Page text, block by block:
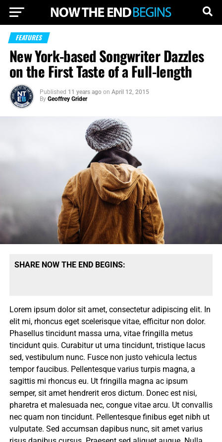
FEATURES
New York-based Songwriter Dazzles
on the First Taste of a Full-length
Published 11 years ago on April 12, 2015
By Geoffrey Grider
SHARE NOW THE END BEGINS:
Lorem ipsum dolor sit amet, consectetur adipiscing elit. In
elit mi, rhoncus eget scelerisque vitae, efficitur non dolor.
Phasellus tincidunt massa urna, vitae fringilla metus
tincidunt quis. Curabitur ut urna tincidunt, tristique lacus
sed, vestibulum nunc. Fusce non justo vehicula lectus
tempor faucibus. Pellentesque varius turpis magna, a
sagittis mi rhoncus eu. Ut fringilla magna ac ipsum
semper, sit amet hendrerit eros dictum. Donec est nisi,
pharetra et malesuada nec, congue vitae arcu. Ut convallis
nec quam non tincidunt. Pellentesque finibus eget nibh ut
vulputate. Sed accumsan dapibus nunc, sit amet varius